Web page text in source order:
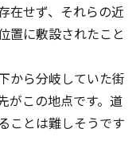
在せず、それらの近
置に敷設されたこと
から分岐していた街
がこの地点です。道
ことは難しそうです